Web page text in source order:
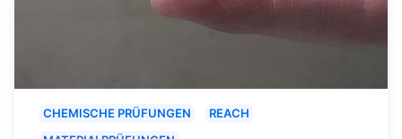
CHEMISCHE PRÜFUNGEN
REACH